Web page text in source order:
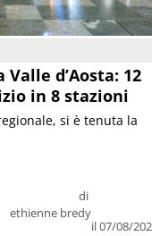
d’Aosta: 12
in 8 stazioni
di
ethienne bredy
il 07/08/
si è tenuta la